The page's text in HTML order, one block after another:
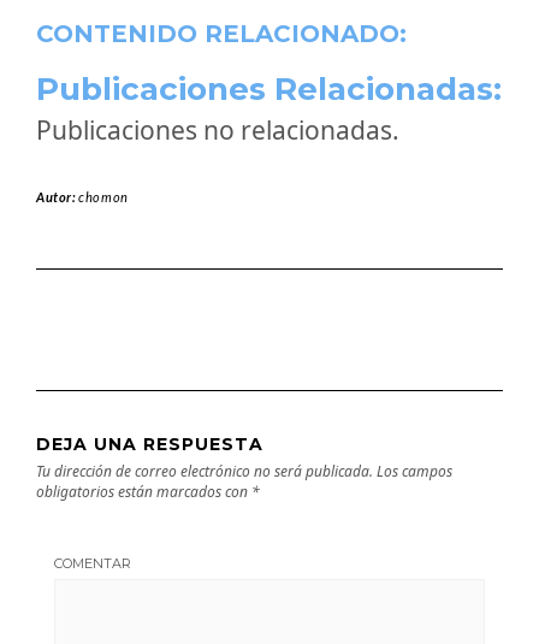
CONTENIDO RELACIONADO:
Publicaciones Relacionadas:
Publicaciones no relacionadas.
Autor:chomon
DEJA UNA RESPUESTA
Tu dirección de correo electrónico no será publicada. Los campos
obligatorios están marcados con *
COMENTAR